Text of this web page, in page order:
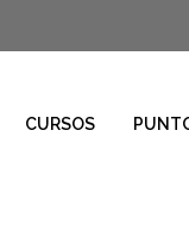
CURSOS